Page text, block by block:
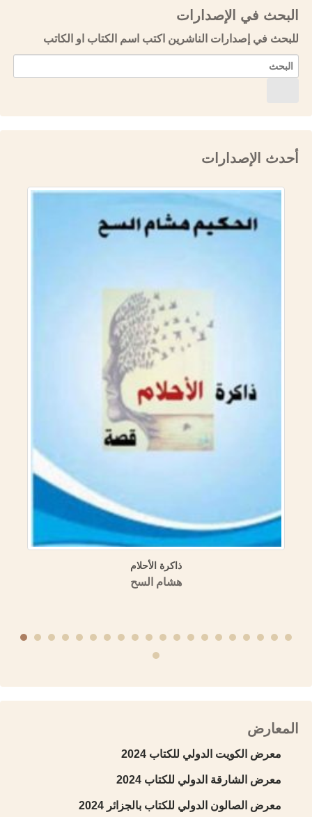
البحث في الإصدارات
للبحث في إصدارات الناشرين اكتب اسم الكتاب او الكاتب
أحدث الإصدارات
ذاكرة الأحلام
هشام السح
المعارض
معرض الكويت الدولي للكتاب 2024
معرض الشارقة الدولي للكتاب 2024
معرض الصالون الدولي للكتاب بالجزائر 2024